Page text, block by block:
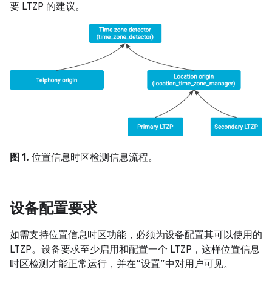
要 LTZP 的建议。
图 1. 位置信息时区检测信息流程。
设备配置要求
如需支持位置信息时区功能，必须为设备配置其可以使用的
LTZP。设备要求至少启用和配置一个 LTZP，这样位置信息
时区检测才能正常运行，并在“设置”中对用户可见。